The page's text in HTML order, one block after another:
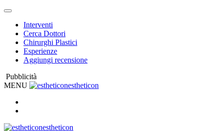
Interventi
Cerca Dottori
Chirurghi Plastici
Esperienze
Aggiungi recensione
Pubblicità
MENU
estheticon
estheticon